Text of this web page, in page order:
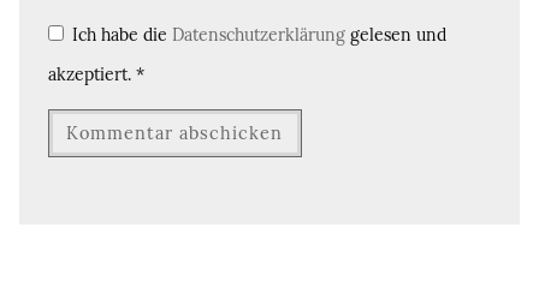
Ich habe die Datenschutzerklärung gelesen und
akzeptiert. *